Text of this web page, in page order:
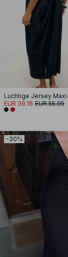
EUR 39.16 EUR 55.95
-30%